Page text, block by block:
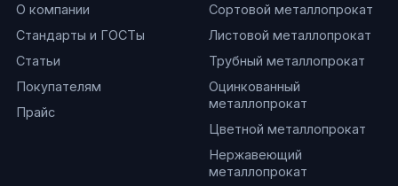
О компании
Стандарты и ГОСТы
Статьи
Покупателям
Прайс
Сортовой металлопрокат
Листовой металлопрокат
Трубный металлопрокат
Оцинкованный
металлопрокат
Цветной металлопрокат
Нержавеющий
металлопрокат